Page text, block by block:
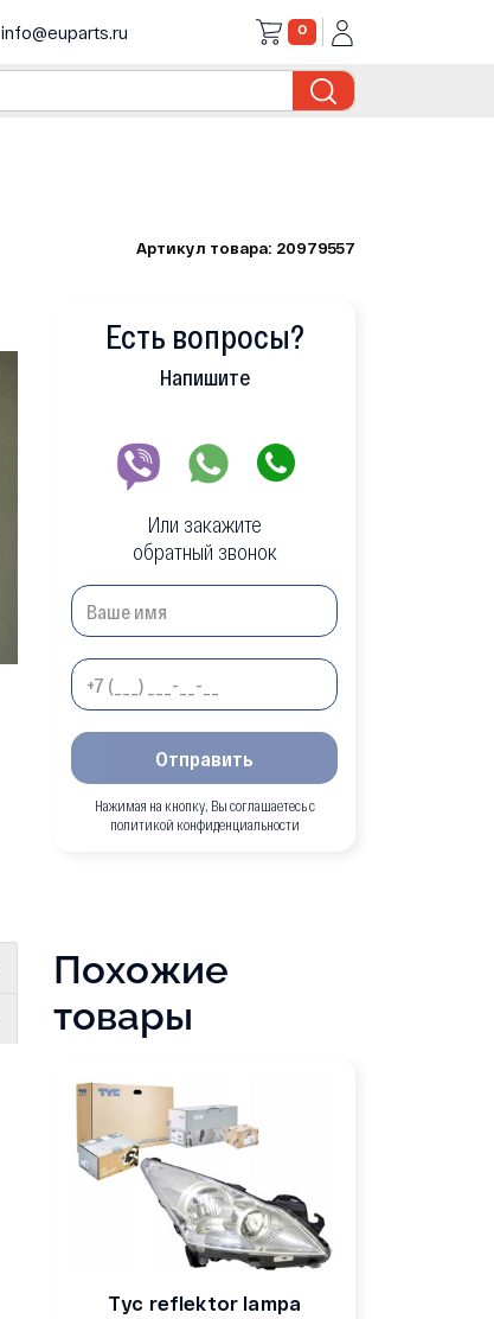
info@euparts.ru 0
Артикул товара: 20979557
Есть вопросы?
Напишите
Или закажите
обратный звонок
Отправить
Нажимая на кнопку, Вы соглашаетесь с
политикой конфиденциальности
Похожие
товары
Tyc reflektor lampa